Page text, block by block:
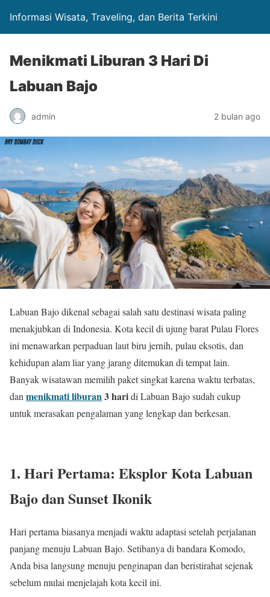
Informasi Wisata, Traveling, dan Berita Terkini
Menikmati Liburan 3 Hari Di
Labuan Bajo
admin 2 bulan ago
Labuan Bajo dikenal sebagai salah satu destinasi wisata paling
menakjubkan di Indonesia. Kota kecil di ujung barat Pulau Flores
ini menawarkan perpaduan laut biru jernih, pulau eksotis, dan
kehidupan alam liar yang jarang ditemukan di tempat lain.
Banyak wisatawan memilih paket singkat karena waktu terbatas,
dan menikmati liburan3 haridi Labuan Bajo sudah cukup
untuk merasakan pengalaman yang lengkap dan berkesan.
1. Hari Pertama: Eksplor Kota Labuan
Bajo dan Sunset Ikonik
Hari pertama biasanya menjadi waktu adaptasi setelah perjalanan
panjang menuju Labuan Bajo. Setibanya di bandara Komodo,
Anda bisa langsung menuju penginapan dan beristirahat sejenak
sebelum mulai menjelajah kota kecil ini.